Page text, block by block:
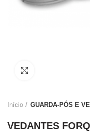
Início GUARDA-PÓS E
VEDANTES